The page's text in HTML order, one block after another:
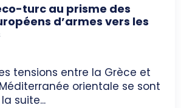
turc au prisme des
d’armes vers les
tensions entre la Grèce et
orientale se sont
suite...